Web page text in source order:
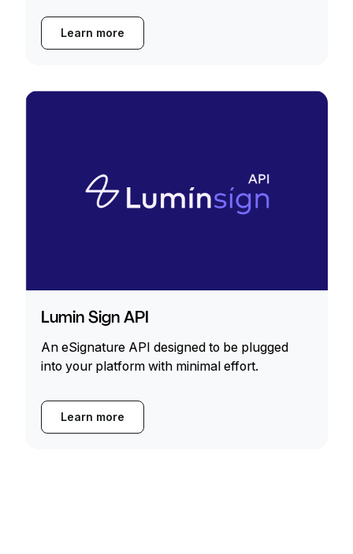
Learn more
Lumin Sign API
An eSignature API designed to be plugged
into your platform with minimal effort.
Learn more